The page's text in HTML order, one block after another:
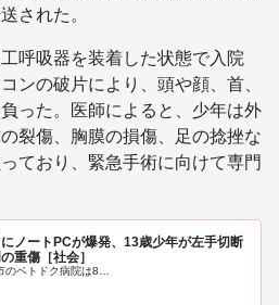
された。
呼吸器を装着した状態で入院
ンの破片により、頭や顔、首、
った。医師によると、少年は外
裂傷、胸膜の損傷、足の捻挫な
ており、緊急手術に向けて専門
ノートPCが爆発、13歳少年が左手切断
重傷［社会］
のベトドク病院は8…